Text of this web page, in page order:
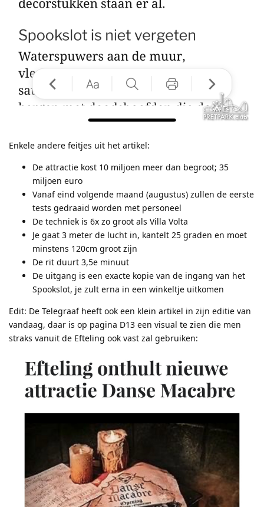
Enkele andere feitjes uit het artikel:
De attractie kost 10 miljoen meer dan begroot; 35
miljoen euro
Vanaf eind volgende maand (augustus) zullen de eerste
tests gedraaid worden met personeel
De techniek is 6x zo groot als Villa Volta
Je gaat 3 meter de lucht in, kantelt 25 graden en moet
minstens 120cm groot zijn
De rit duurt 3,5e minuut
De uitgang is een exacte kopie van de ingang van het
Spookslot, je zult erna in een winkeltje uitkomen
Edit: De Telegraaf heeft ook een klein artikel in zijn editie van
vandaag, daar is op pagina D13 een visual te zien die men
straks vanuit de Efteling ook vast zal gebruiken: